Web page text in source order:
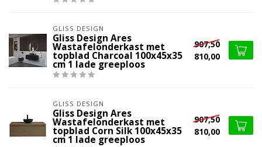
GLISS DESIGN
Gliss Design Ares
Wastafelonderkast met
topblad Charcoal 100x45x35
cm 1 lade greeploos
907,50
810,00
GLISS DESIGN
Gliss Design Ares
Wastafelonderkast met
topblad Corn Silk 100x45x35
cm 1 lade greeploos
907,50
810,00